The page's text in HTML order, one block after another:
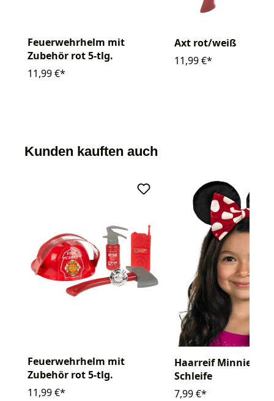
Feuerwehrhelm mit
Zubehör rot 5-tlg.
11,99 €*
Axt rot/weiß
11,99 €*
Kunden kauften auch
Feuerwehrhelm mit
Zubehör rot 5-tlg.
11,99 €*
Haarreif Minnie
Schleife
7,99 €*